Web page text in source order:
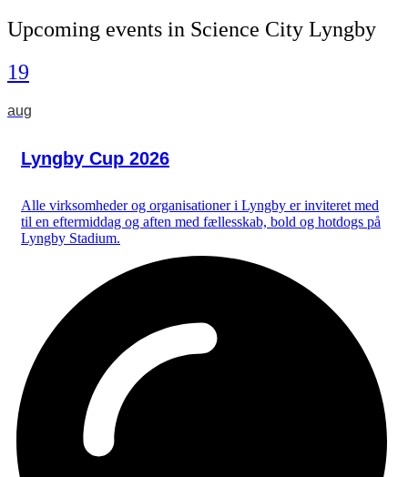
Upcoming events in Science City Lyngby
19
aug
Lyngby Cup 2026
Alle virksomheder og organisationer i Lyngby er inviteret med
til en eftermiddag og aften med fællesskab, bold og hotdogs på
Lyngby Stadium.